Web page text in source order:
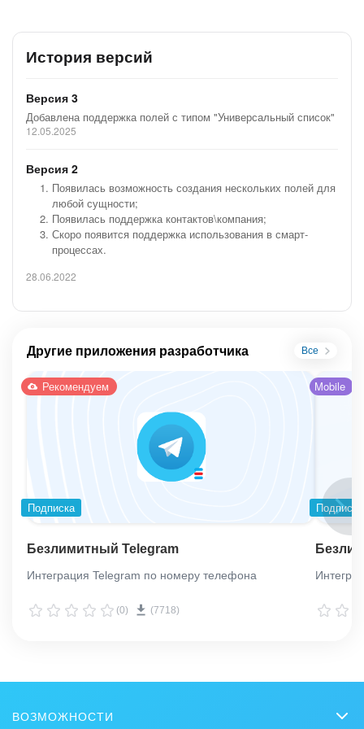
История версий
Версия 3
Добавлена поддержка полей с типом "Универсальный список"
12.05.2025
Версия 2
Появилась возможность создания нескольких полей для
любой сущности;
Появилась поддержка контактов\компания;
Скоро появится поддержка использования в смарт-
процессах.
28.06.2022
Другие приложения разработчика Все
Рекомендуем
Подписка
Безлимитный Telegram
Интеграция Telegram по номеру телефона
(0) (7718)
Mobile
Подписка
ВОЗМОЖНОСТИ